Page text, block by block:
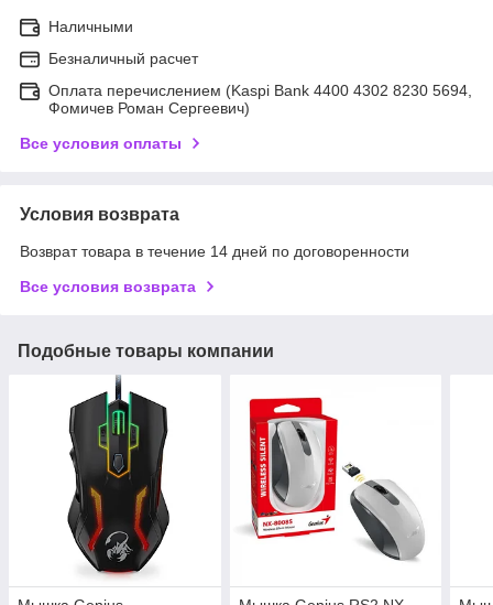
Наличными
Безналичный расчет
Оплата перечислением (Kaspi Bank 4400 4302 8230 5694,
Фомичев Роман Сергеевич)
Все условия оплаты
Условия возврата
Возврат товара в течение 14 дней по договоренности
Все условия возврата
Подобные товары компании